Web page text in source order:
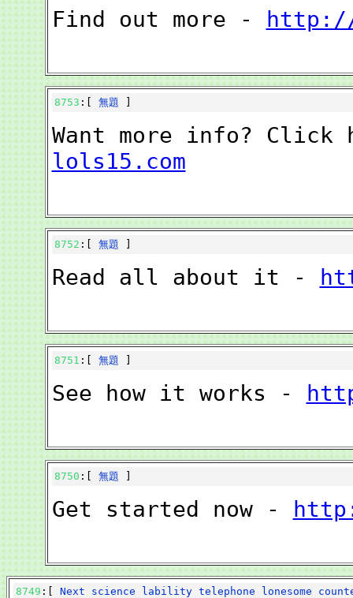
Find out more - http://
8753 :[ 無題
Want more info?
lols15.com
8752 :[ 無題
Read all about it -
8751 :[ 無題
See how it works -
8750 :[ 無題
Get started now -
8749 :[ Next science lability telephone lonesome